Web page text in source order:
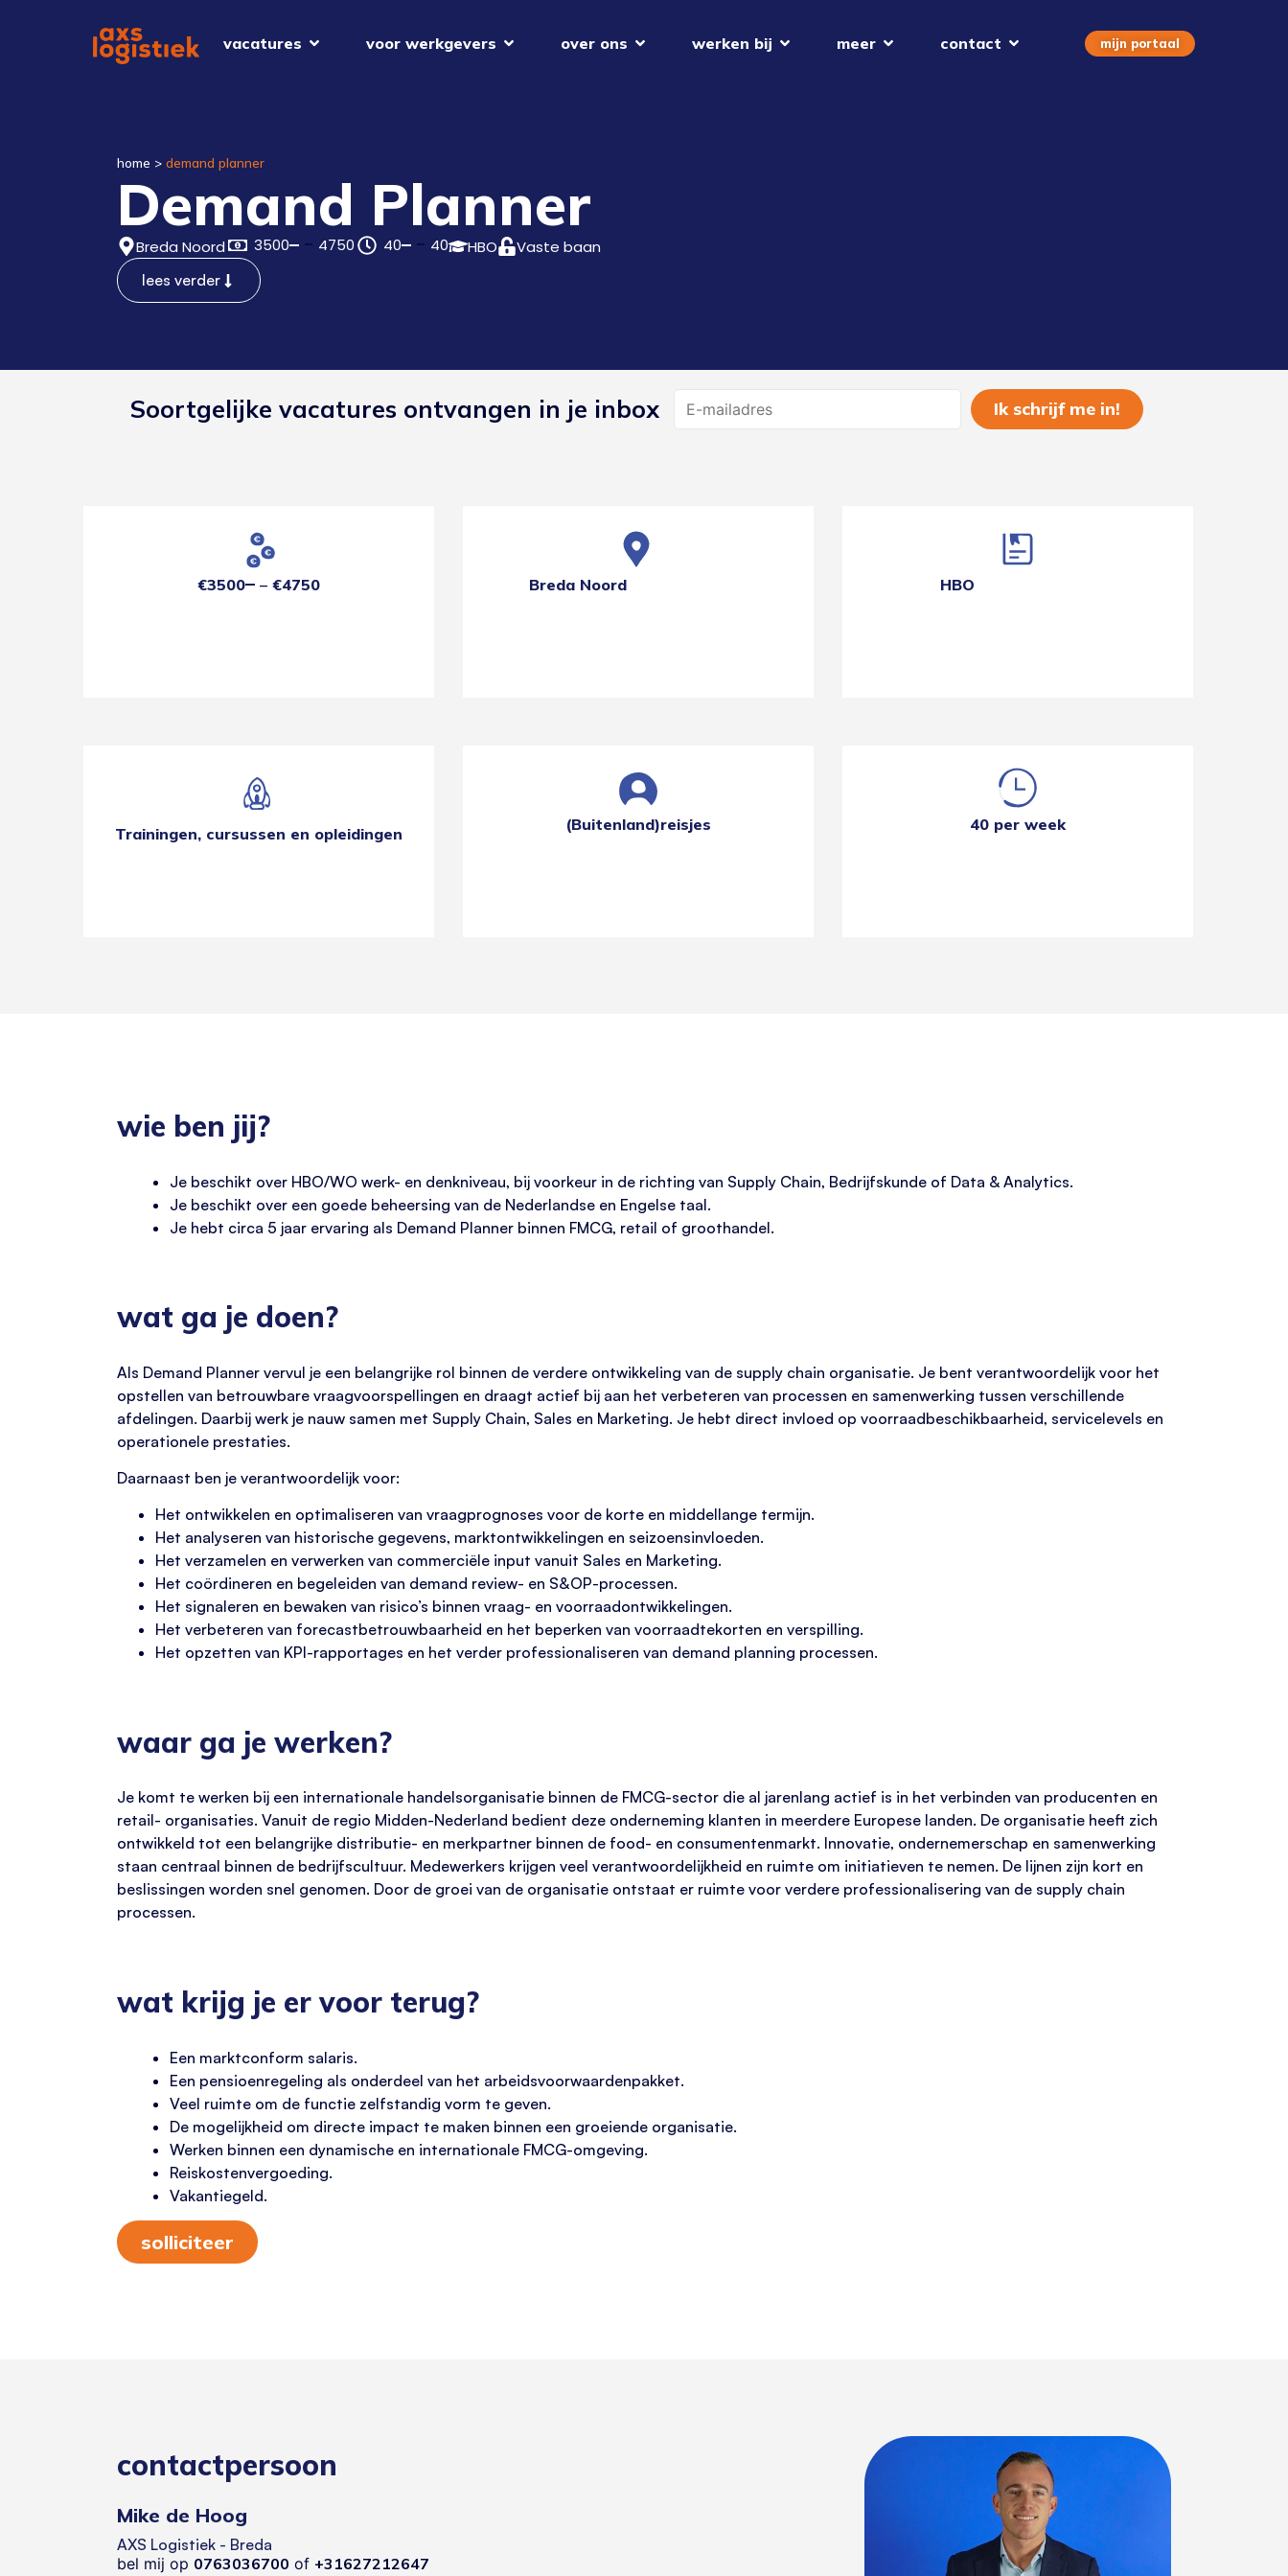
vacatures voor werkgevers over ons werken bij meer contact mijn portaal
home > demand planner
Demand Planner
Breda Noord 3500 4750 40 40 HBO Vaste baan
lees verder
Soortgelijke vacatures ontvangen in je inbox
€3500 €4750 Breda Noord HBO
Trainingen, cursussen en opleidingen (Buitenland)reisjes 40 per week
wie ben jij?
Je beschikt over HBO/WO werk- en denkniveau, bij voorkeur in de richting van Supply Chain, Bedrijfskunde of Data & Analytics.
Je beschikt over een goede beheersing van de Nederlandse en Engelse taal.
Je hebt circa 5 jaar ervaring als Demand Planner binnen FMCG, retail of groothandel.
wat ga je doen?
Als Demand Planner vervul je een belangrijke rol binnen de verdere ontwikkeling van de supply chain organisatie. Je bent verantwoordelijk voor het
opstellen van betrouwbare vraagvoorspellingen en draagt actief bij aan het verbeteren van processen en samenwerking tussen verschillende
afdelingen. Daarbij werk je nauw samen met Supply Chain, Sales en Marketing. Je hebt direct invloed op voorraadbeschikbaarheid, servicelevels en
operationele prestaties.
Daarnaast ben je verantwoordelijk voor:
Het ontwikkelen en optimaliseren van vraagprognoses voor de korte en middellange termijn.
Het analyseren van historische gegevens, marktontwikkelingen en seizoensinvloeden.
Het verzamelen en verwerken van commerciële input vanuit Sales en Marketing.
Het coördineren en begeleiden van demand review- en S&OP-processen.
Het signaleren en bewaken van risico’s binnen vraag- en voorraadontwikkelingen.
Het verbeteren van forecastbetrouwbaarheid en het beperken van voorraadtekorten en verspilling.
Het opzetten van KPI-rapportages en het verder professionaliseren van demand planning processen.
waar ga je werken?
Je komt te werken bij een internationale handelsorganisatie binnen de FMCG-sector die al jarenlang actief is in het verbinden van producenten en
retail- organisaties. Vanuit de regio Midden-Nederland bedient deze onderneming klanten in meerdere Europese landen. De organisatie heeft zich
ontwikkeld tot een belangrijke distributie- en merkpartner binnen de food- en consumentenmarkt. Innovatie, ondernemerschap en samenwerking
staan centraal binnen de bedrijfscultuur. Medewerkers krijgen veel verantwoordelijkheid en ruimte om initiatieven te nemen. De lijnen zijn kort en
beslissingen worden snel genomen. Door de groei van de organisatie ontstaat er ruimte voor verdere professionalisering van de supply chain
processen.
wat krijg je er voor terug?
Een marktconform salaris.
Een pensioenregeling als onderdeel van het arbeidsvoorwaardenpakket.
Veel ruimte om de functie zelfstandig vorm te geven.
De mogelijkheid om directe impact te maken binnen een groeiende organisatie.
Werken binnen een dynamische en internationale FMCG-omgeving.
Reiskostenvergoeding.
Vakantiegeld.
solliciteer
contactpersoon
Mike de Hoog
AXS Logistiek - Breda
bel mij op 0763036700 of +31627212647